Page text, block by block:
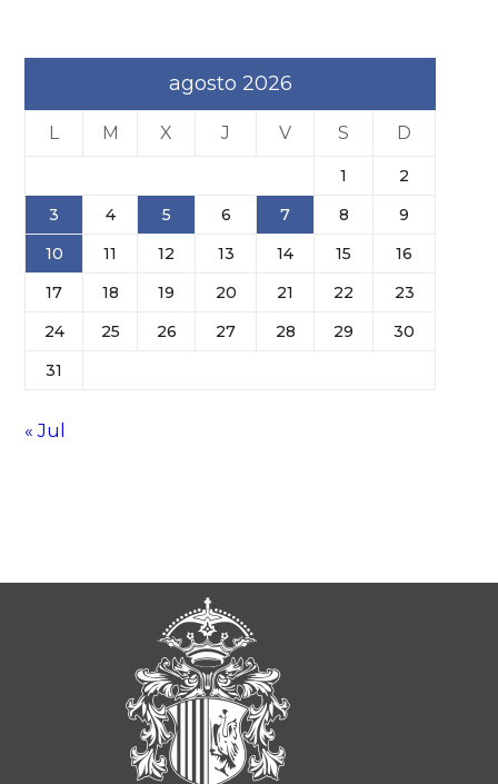
agosto 2026
L M X J V S D
1
2
3
4 5 6 7 8
9
10
11 12 13 14 15
16
17
18 19 20 21 22
23
24
25 26 27 28 29
30
31
« Jul